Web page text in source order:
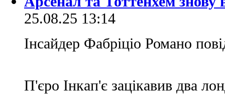
25.08.25 13:14
Інсайдер Фабріціо Романо
П'єро Інкап'є зацікавив два